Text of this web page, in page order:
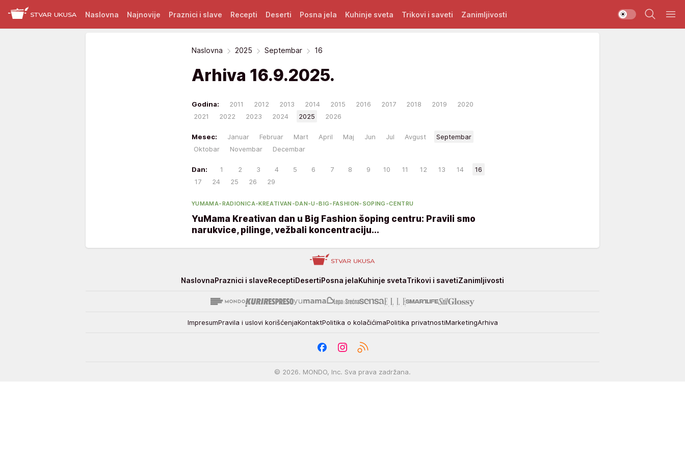
Naslovna Najnovije Praznici i slave Recepti Deserti Posna jela Kuhinje sveta Trikovi i saveti Zanimljivosti
Naslovna 2025 Septembar 16
Arhiva 16.9.2025.
Godina: 2011 2012 2013 2014 2015 2016 2017 2018 2019
2020
2021
2022 2023 2024 2025 2026
Mesec: Januar Februar Mart April Maj Jun Jul Avgust
Septembar
Oktobar
Novembar Decembar
Dan: 1 2 3 4 5 6 7 8 9 10 11 12 13 14
16
17
24 25 26 29
YUMAMA-RADIONICA-KREATIVAN-DAN-U-BIG-FASHION-SOPING-CENTRU
YuMama Kreativan dan u Big Fashion šoping centru: Pravili smo
narukvice, pilinge, vežbali koncentraciju...
NaslovnaPraznici i slaveReceptiDesertiPosna jelaKuhinje svetaTrikovi i savetiZanimljivosti
ImpresumPravila i uslovi korišćenjaKontaktPolitika o kolačićimaPolitika privatnostiMarketingArhiva
© 2026. MONDO, Inc. Sva prava zadržana.